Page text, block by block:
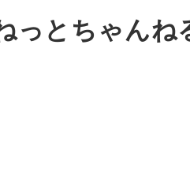
っとちゃんね